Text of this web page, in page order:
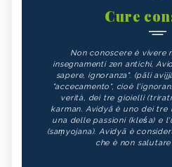
Cure
Non conoscere è vivere
insegnamenti zen antichi,
sapere, ignoranza". (pāli
"accecamento", cioè
verità, dei tre gioielli
karman. Avidyā è uno dei tre
una delle passioni (kleśa) e
(saṃyojana). Avidyā è
che è non